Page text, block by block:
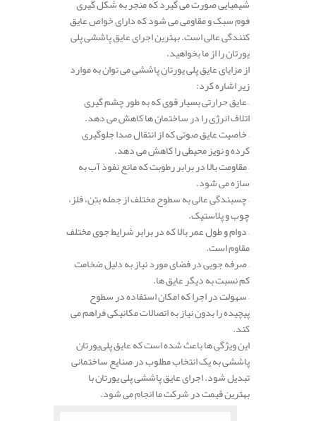
فوم سبک و مقاومی می‌ شود که دارای خواص عایق‌
کنندگی عالی است. بهترین اجرای عایق پاششی پلی
یورتان را از ما بخواهید.
از مزایای عایق پلی‌ یورتان پاششی می‌ توان به موارد
زیر اشاره کرد:
– عایق حرارتی بسیار قوی که به طور چشم گیری
اتلاف انرژی را در ساختمان‌ ها کاهش می‌ دهد.
– خاصیت عایق صوتی که از انتقال صدا جلوگیری
کرده و نویز محیطی را کاهش می‌ دهد.
– مقاومت بالا در برابر رطوبت که مانع نفوذ آب به
سازه می‌ شود.
– چسبندگی عالی به سطوح مختلف از جمله بتن، فلز،
چوب و پلاستیک.
– دوام و طول عمر بالا که در برابر شرایط جوی مختلف
مقاوم است.
– صرفه‌ جویی در فضای مورد نیاز به دلیل ضخامت
کم نسبت به دیگر عایق‌ ها.
– سهولت در اجرا که امکان استفاده در سطوح
پیچیده را بدون نیاز به اتصالات مکانیکی فراهم می‌
کند.
این ویژگی‌ ها باعث شده است که عایق پلی‌یورتان
پاششی به یک انتخاب مطلوب در صنایع ساختمانی
تبدیل شود. اجرای عایق پاششی پلی یورتان با
بهترین قیمت در شرکت ما انجام می شود.